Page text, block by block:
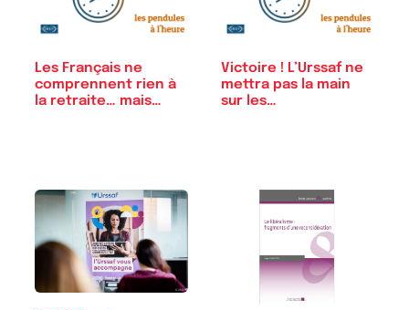
Les Français ne
comprennent rien à
la retraite… mais…
Victoire ! L’Urssaf ne
mettra pas la main
sur les…